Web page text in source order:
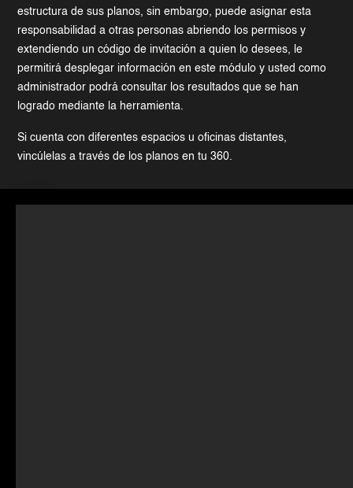
estructura de sus planos, sin embargo, puede asignar esta
responsabilidad a otras personas abriendo los permisos y
extendiendo un código de invitación a quien lo desees, le
permitirá desplegar información en este módulo y usted como
administrador podrá consultar los resultados que se han
logrado mediante la herramienta.
Si cuenta con diferentes espacios u oficinas distantes,
vincúlelas a través de los planos en tu 360.